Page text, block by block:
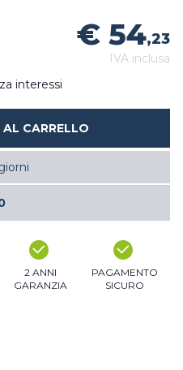
€ 54,23
IVA inclusa
interessi
AL CARRELLO
2 ANNI
GARANZIA
PAGAMENTO
SICURO